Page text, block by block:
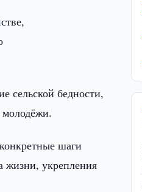
сельской бедности,
шаги
жизни, укрепления